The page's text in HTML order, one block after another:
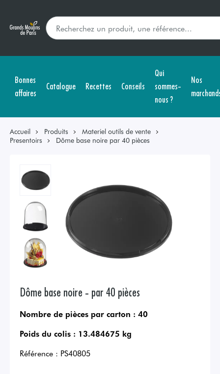
Bonnes
affaires
Catalogue Recettes Conseils
Qui
sommes-
nous ?
Nos
Accueil Produits
Materiel outils de vente
Presentoirs
Dôme base noire par 40 pièces
Dôme base noire - par 40 pièces
Nombre de pièces par carton : 40
Poids du colis : 13.484675 kg
Référence : PS40805